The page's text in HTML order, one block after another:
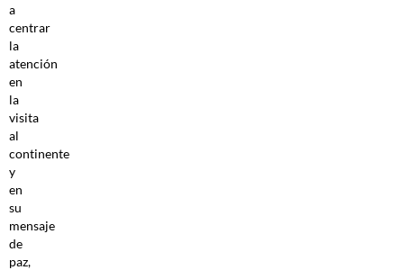
a
centrar
la
atención
en
la
visita
al
continente
y
en
su
mensaje
de
paz,